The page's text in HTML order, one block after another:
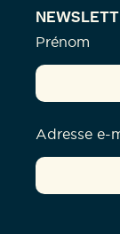
Prénom
Adresse e-